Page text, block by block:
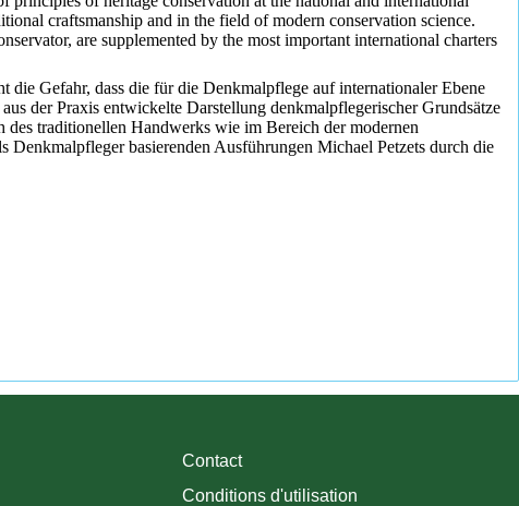
craftsmanship and in the field of modern conservation science.
are supplemented by the most important international charters
Gefahr, dass die für die Denkmalpflege auf internationaler Ebene
der Praxis entwickelte Darstellung denkmalpflegerischer Grundsätze
traditionellen Handwerks wie im Bereich der modernen
basierenden Ausführungen Michael Petzets durch die
Contact
Conditions d'utilisation